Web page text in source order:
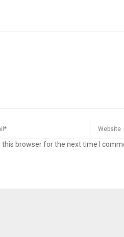
browser for the next time I